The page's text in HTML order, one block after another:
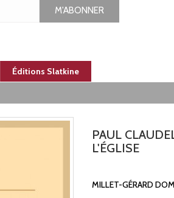
M'ABONNER
Éditions Slatkine
PAUL
L'ÉGLISE
MILLET-GÉRARD